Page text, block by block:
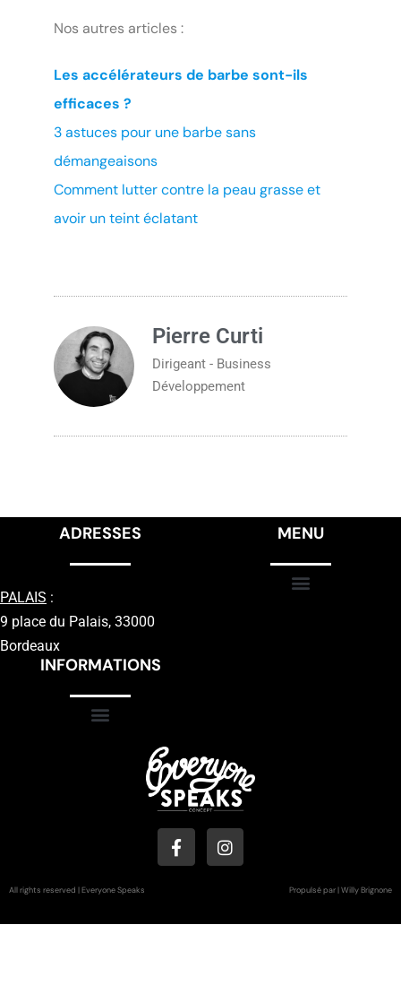
Nos autres articles :
Les accélérateurs de barbe sont-ils
efficaces ?
3 astuces pour une barbe sans
démangeaisons
Comment lutter contre la peau grasse et
avoir un teint éclatant
Pierre Curti
Dirigeant - Business
Développement
INFORMATIONS
MENU
ADRESSES
PALAIS :
9 place du Palais, 33000
Bordeaux
All rights reserved | Everyone Speaks Propulsé par | Willy Brignone